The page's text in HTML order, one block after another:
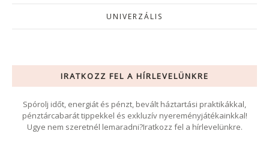
UNIVERZÁLIS
IRATKOZZ FEL A HÍRLEVELÜNKRE
Spórolj időt, energiát és pénzt, bevált háztartási praktikákkal,
pénztárcabarát tippekkel és exkluzív nyereményjátékainkkal!
Ugye nem szeretnél lemaradni?Iratkozz fel a hírlevelünkre.